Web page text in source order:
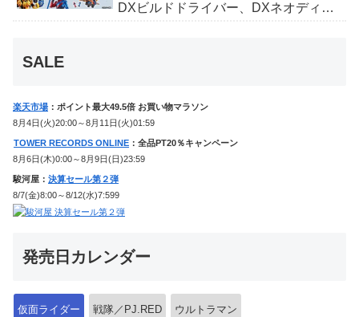
DXビルドドライバー、DXネオディケ
SALE
楽天市場 ：ポイント最大49.5倍 お買い物マラソン
8月4日(火)20:00～8月11日(火)01:59
TOWER RECORDS ONLINE ：全品PT20％キャンペーン
8月6日(木)0:00～8月9日(日)23:59
駿河屋： 決算セール第２弾
8/7(金)8:00～8/12(水)7:599
発売日カレンダー
仮面ライダー 戦隊／PJ.RED ウルトラマン